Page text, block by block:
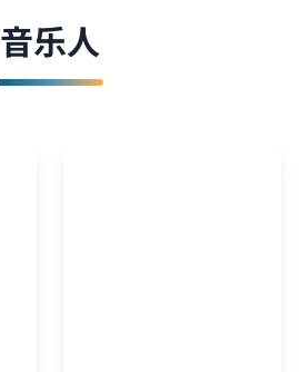
音乐人